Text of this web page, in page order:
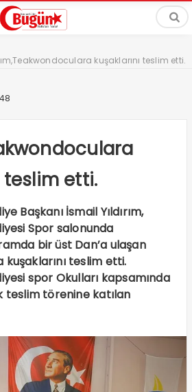
kuşaklarını teslim etti.
teslim etti.
Başkanı İsmail Yıldırım,
Spor salonunda
bir üst Dan’a ulaşan
teslim etti.
spor Okulları kapsamında
teslim törenine katılan